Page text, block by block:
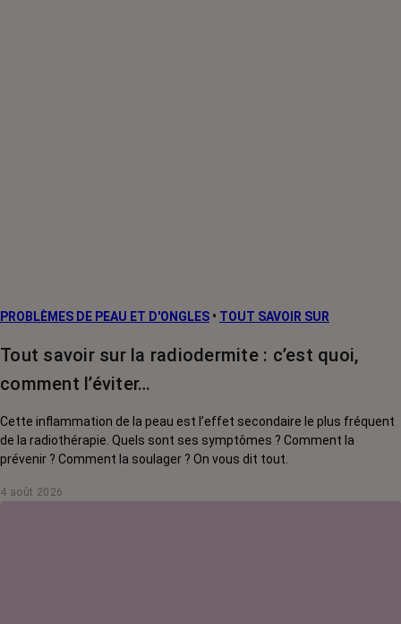
PROBLÈMES DE PEAU ET D'ONGLES • TOUT SAVOIR SUR
Tout savoir sur la radiodermite : c’est quoi,
comment l’éviter…
Cette inflammation de la peau est l’effet secondaire le plus fréquent
de la radiothérapie. Quels sont ses symptômes ? Comment la
prévenir ? Comment la soulager ? On vous dit tout.
4 août 2026